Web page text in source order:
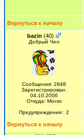
Вернуться к началу
bazin (40)
Добрый Чел
Сообщения: 2848
Зарегистрирован:
04.10.2006
Откуда: Моско
Предупреждения : 2
Вернуться к началу